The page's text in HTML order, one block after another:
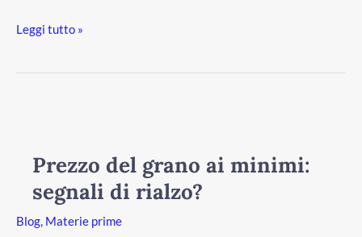
Leggi tutto »
Prezzo del grano ai minimi:
segnali di rialzo?
Blog Materie prime
minimi:
di